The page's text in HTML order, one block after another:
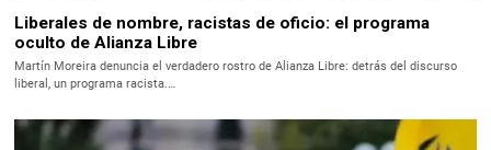
Liberales de nombre, racistas de oficio: el programa
oculto de Alianza Libre
Martín Moreira denuncia el verdadero rostro de Alianza Libre: detrás del discurso
liberal, un programa racista.…